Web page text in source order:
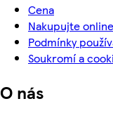
Cena
Nakupujte
Podmínky
Soukromí a
O nás